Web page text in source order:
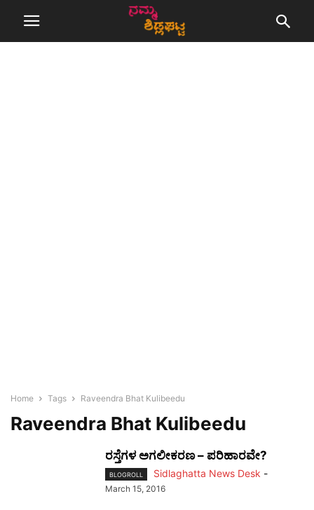
Home Tags Raveendra Bhat Kulibeedu
Raveendra Bhat Kulibeedu
ರಸ್ತೆಗಳ ಅಗಲೀಕರಣ – ಪರಿಹಾರವೇ?
BLOGROLL Sidlaghatta News Desk -
March 15, 2016